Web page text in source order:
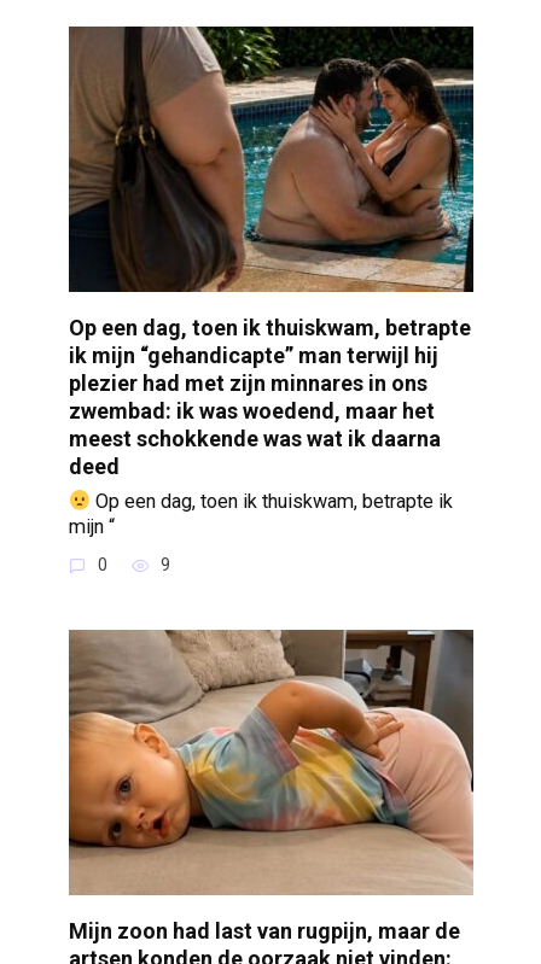
Op een dag, toen ik thuiskwam, betrapte
ik mijn “gehandicapte” man terwijl hij
plezier had met zijn minnares in ons
zwembad: ik was woedend, maar het
meest schokkende was wat ik daarna
deed
Op een dag, toen ik thuiskwam, betrapte ik
mijn “
0 9
Mijn zoon had last van rugpijn, maar de
artsen konden de oorzaak niet vinden: